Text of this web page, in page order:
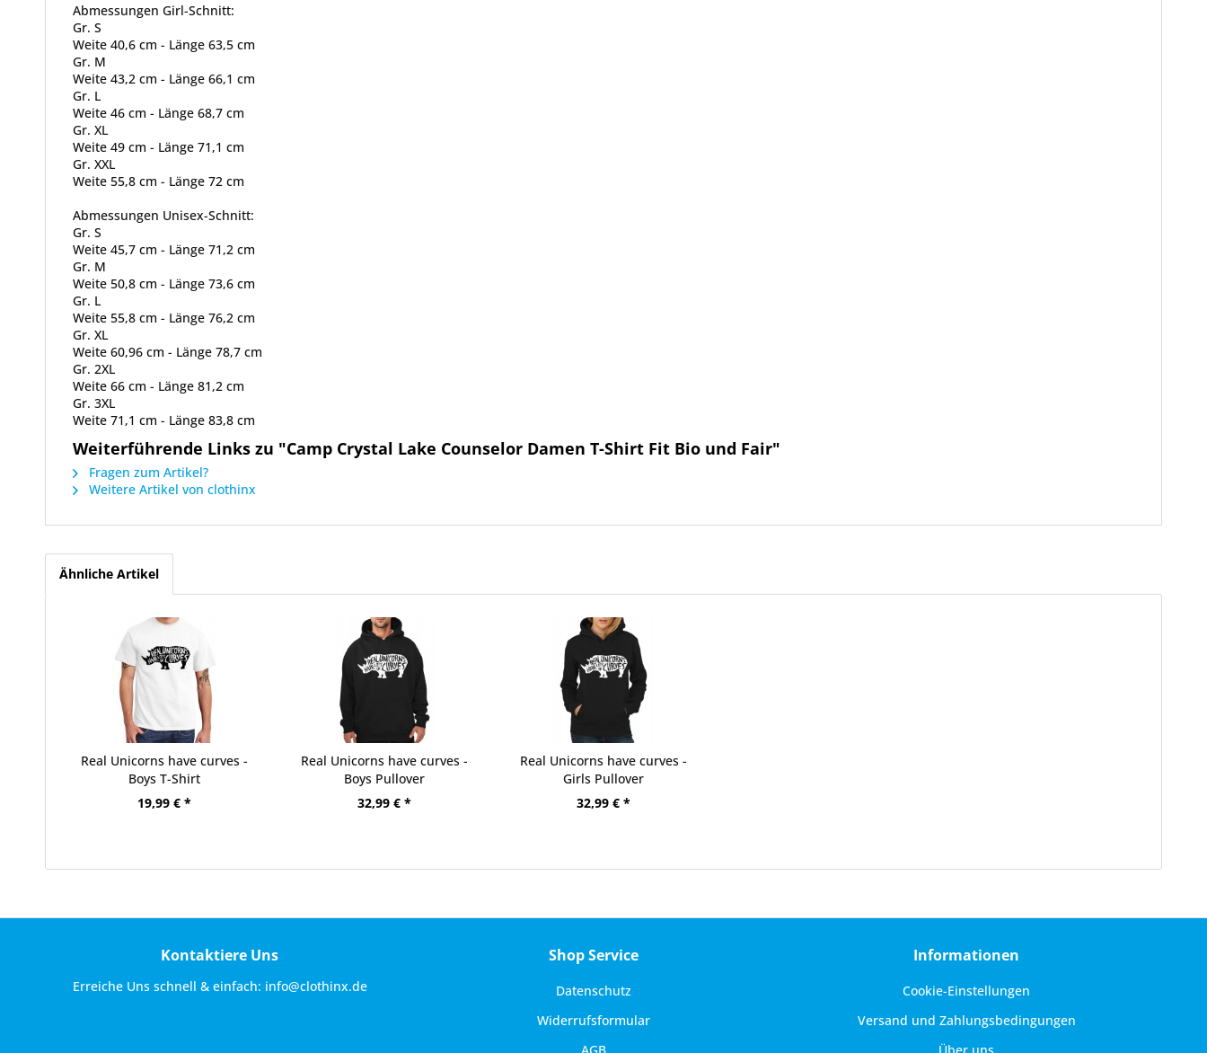
Abmessungen Girl-Schnitt:
Gr. S
Weite 40,6 cm - Länge 63,5 cm
Gr. M
Weite 43,2 cm - Länge 66,1 cm
Gr. L
Weite 46 cm - Länge 68,7 cm
Gr. XL
Weite 49 cm - Länge 71,1 cm
Gr. XXL
Weite 55,8 cm - Länge 72 cm
Abmessungen Unisex-Schnitt:
Gr. S
Weite 45,7 cm - Länge 71,2 cm
Gr. M
Weite 50,8 cm - Länge 73,6 cm
Gr. L
Weite 55,8 cm - Länge 76,2 cm
Gr. XL
Weite 60,96 cm - Länge 78,7 cm
Gr. 2XL
Weite 66 cm - Länge 81,2 cm
Gr. 3XL
Weite 71,1 cm - Länge 83,8 cm
Weiterführende Links zu "Camp Crystal Lake Counselor Damen T-Shirt Fit Bio und Fair"
Fragen zum Artikel?
Weitere Artikel von clothinx
Ähnliche Artikel
Real Unicorns have curves -
Boys T-Shirt
19,99 € *
Real Unicorns have curves -
Boys Pullover
32,99 € *
Real Unicorns have curves -
Girls Pullover
32,99 € *
Kontaktiere Uns
Erreiche Uns schnell & einfach: info@clothinx.de
Shop Service
Datenschutz
Widerrufsformular
Informationen
Cookie-Einstellungen
Versand und Zahlungsbedingungen